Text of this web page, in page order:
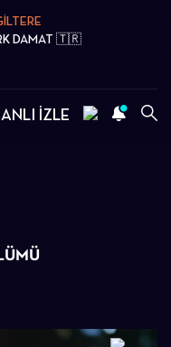
DAMAT 🇹🇷
İZLE